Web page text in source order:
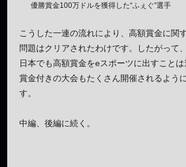
優勝賞金100万ドルを獲得した“ふぇぐ”選手
こうした一連の流れにより、高額賞金に関
問題はクリアされたわけです。したがって
日本でも高額賞金をeスポーツに出すことは
賞金付きの大会もたくさん開催されるよう
す。
中編、後編に続く。